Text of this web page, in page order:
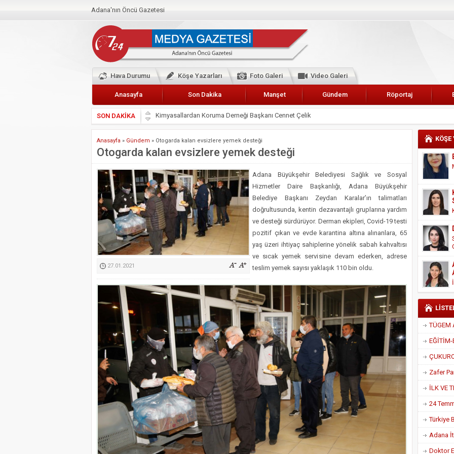
Adana'nın Öncü Gazetesi
Hava Durumu Köşe Yazarları Foto Galeri Video Galeri
Anasayfa Son Dakika Manşet Gündem Röportaj
SON DAKİKA
Başkan Güler’den Başkan Karalar’a hizmet çağrısı
Lokantacılar ve Kebapçılar Esnaf Odası Başkanı Şefik Arslan
Hak-İş Abdurrahman Yücel
HDP İL BİNASININ ÖNÜNDE ANNELER TARİH YAZIYORLAR
CEYHAN TİCARET ODASI
Hainler emellerine asla erişemeyecekler
BÖLGEMİZ ÇUKUROVA’DA 2019 YILI PAMUK HASADINA BAŞLANDI
İyi Parti Yüreğir İlçe Başkanı Enis Akyürek
Kimyasallardan Koruma Derneği Başkanı Cennet Çelik
Anasayfa » Gündem » Otogarda kalan evsizlere yemek desteği
Otogarda kalan evsizlere yemek desteği
27.01.2021
Adana Büyükşehir Belediyesi Sağlık ve Sosyal
Hizmetler Daire Başkanlığı, Adana Büyükşehir
Belediye Başkanı Zeydan Karalar’ın talimatları
doğrultusunda, kentin dezavantajlı gruplarına yardım
ve desteği sürdürüyor. Derman ekipleri, Covid-19 testi
pozitif çıkan ve evde karantina altına alınanlara, 65
yaş üzeri ihtiyaç sahiplerine yönelik sabah kahvaltısı
ve sıcak yemek servisine devam ederken, adrese
teslim yemek sayısı yaklaşık 110 bin oldu.
Adana